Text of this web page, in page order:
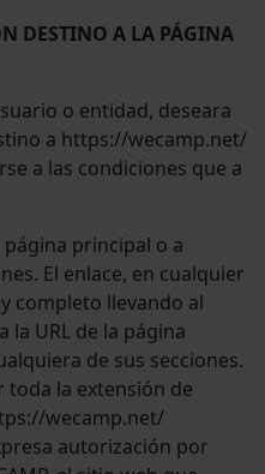
DESTINO A LA PÁGINA
o entidad, deseara
a https://wecamp.net/
a las condiciones que a
principal o a
El enlace, en cualquier
completo llevando al
la URL de la página
de sus secciones.
toda la extensión de
wecamp.net/
autorización por